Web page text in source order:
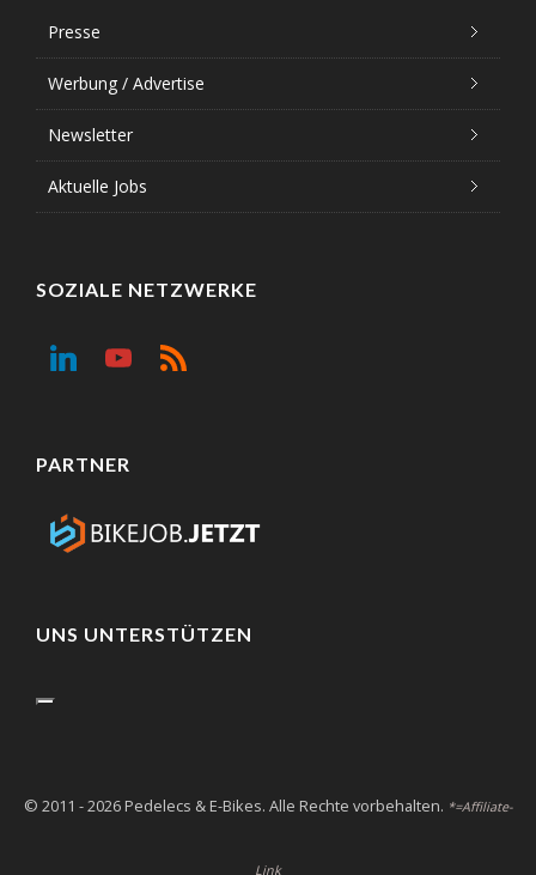
Presse
Werbung / Advertise
Newsletter
Aktuelle Jobs
SOZIALE NETZWERKE
PARTNER
UNS UNTERSTÜTZEN
© 2011 - 2026 Pedelecs & E-Bikes. Alle Rechte vorbehalten. *=Affiliate-
Link